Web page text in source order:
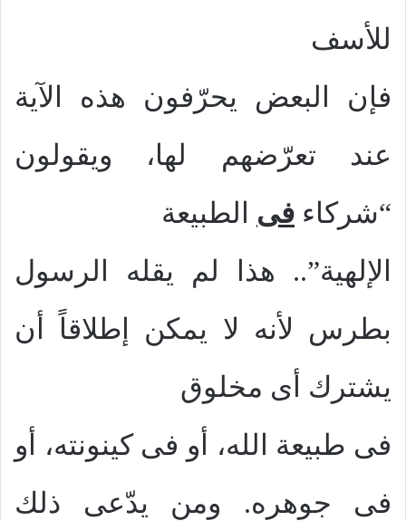
للأسف
فإن البعض يحرّفون هذه الآية
عند تعرّضهم لها، ويقولون
“شركاء فى
الطبيعة
الإلهية”.. هذا لم يقله الرسول
بطرس لأنه لا يمكن إطلاقاً أن
يشترك أى مخلوق
فى طبيعة الله، أو فى كينونته، أو
فى جوهره. ومن يدّعى ذلك